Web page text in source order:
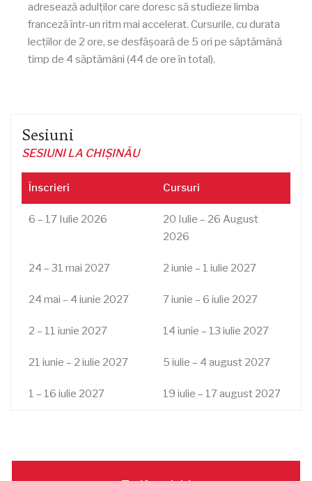
adresează adulților care doresc să studieze limba
franceză într-un ritm mai accelerat. Cursurile, cu durata
lecțiilor de 2 ore, se desfășoară de 5 ori pe săptămână
timp de 4 săptămâni (44 de ore în total).
Sesiuni
SESIUNI LA CHIȘINĂU
Înscrieri Cursuri
6 – 17 Iulie 2026
20 Iulie – 26 August
2026
24 – 31 mai 2027 2 iunie – 1 iulie 2027
24 mai – 4 iunie 2027 7 iunie – 6 iulie 2027
2 – 11 iunie 2027 14 iunie – 13 iulie 2027
21 iunie – 2 iulie 2027 5 iulie – 4 august 2027
1 – 16 iulie 2027 19 iulie – 17 august 2027